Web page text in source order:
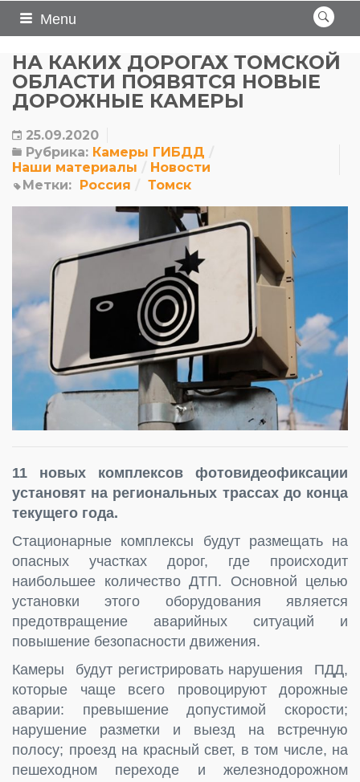
Menu
НА КАКИХ ДОРОГАХ ТОМСКОЙ
ОБЛАСТИ ПОЯВЯТСЯ НОВЫЕ
ДОРОЖНЫЕ КАМЕРЫ
25.09.2020
Рубрика: Камеры ГИБДД
Наши материалы
Новости
Метки: Россия Томск
11 новых комплексов фотовидеофиксации
установят на региональных трассах до конца
текущего года.
Стационарные комплексы будут размещать на
опасных участках дорог, где происходит
наибольшее количество ДТП. Основной целью
установки этого оборудования является
предотвращение аварийных ситуаций и
повышение безопасности движения.
Камеры будут регистрировать нарушения ПДД,
которые чаще всего провоцируют дорожные
аварии: превышение допустимой скорости;
нарушение разметки и выезд на встречную
полосу; проезд на красный свет, в том числе, на
пешеходном переходе и железнодорожном